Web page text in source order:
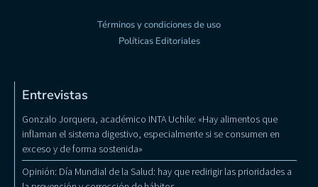
Términos y condiciones de uso
Políticas Editoriales
Entrevistas
Gonzalo Jorquera, académico INTA Uchile: «Hay alimentos que
inflaman el sistema digestivo, especialmente si se consumen en
exceso y de forma sostenida»
Opinión: Día Mundial de la Salud: hay que redirigir las prioridades a